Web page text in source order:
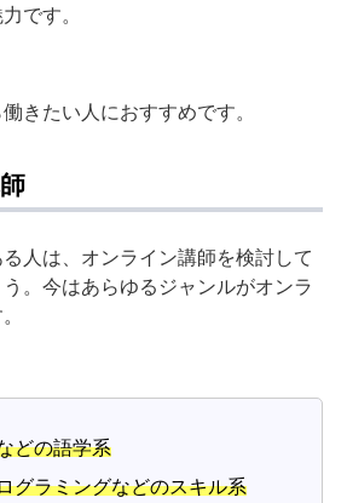
です。
きたい人におすすめです。
人は、オンライン講師を検討して
。今はあらゆるジャンルがオンラ
どの語学系
グラミングなどのスキル系